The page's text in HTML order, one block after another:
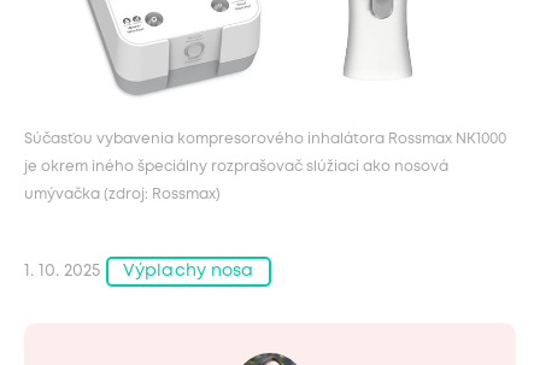
Súčasťou vybavenia kompresorového inhalátora Rossmax NK1000
je okrem iného špeciálny rozprašovač slúžiaci ako nosová
umývačka (zdroj: Rossmax)
1. 10. 2025 Výplachy nosa